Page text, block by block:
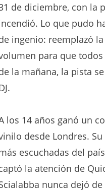
de diciembre, con la
Lo que pudo
ingenio: reemplazó
para que
la mañana, la pista
los 14 años ganó un
desde Londres.
escuchadas del
la atención de
nunca dejó de